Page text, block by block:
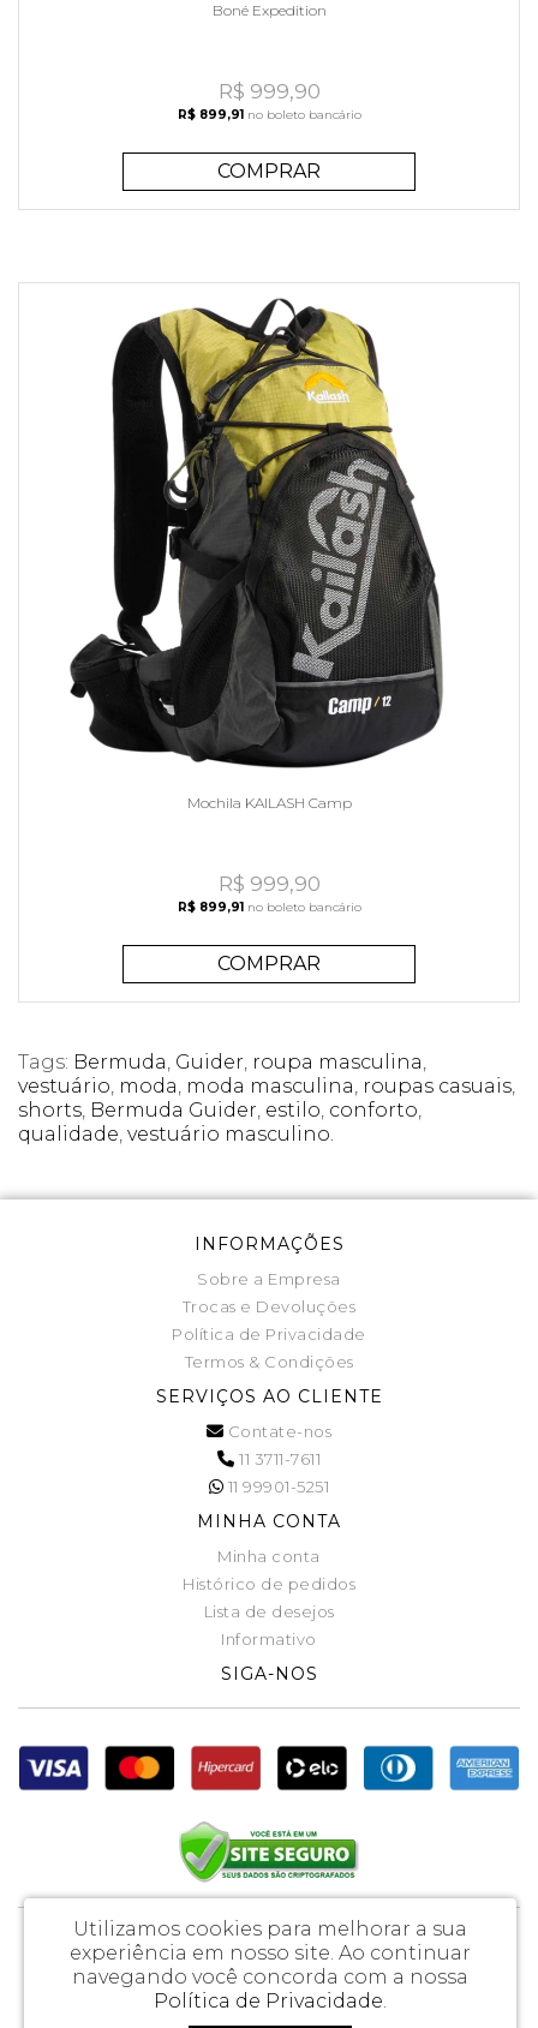
Boné Expedition
R$ 999,90
R$ 899,91no boleto bancário
COMPRAR
Mochila KAILASH Camp
R$ 999,90
R$ 899,91no boleto bancário
COMPRAR
Tags: Bermuda, Guider, roupa masculina,
vestuário, moda, moda masculina, roupas casuais,
shorts, Bermuda Guider, estilo, conforto,
qualidade, vestuário masculino.
INFORMAÇÕES
Sobre a Empresa
Trocas e Devoluções
Política de Privacidade
Termos & Condições
SERVIÇOS AO CLIENTE
Contate-nos
11 3711-7611
11 99901-5251
MINHA CONTA
Minha conta
Histórico de pedidos
Lista de desejos
Informativo
SIGA-NOS
Loja Demonstração 88digital - CNPJ: 11.217.673/0001-14
Av. Queiroz Filho, 1700, cj. 603-B
Loja Demonstração 88digital © 2026
Utilizamos cookies para melhorar a sua
experiência em nosso site. Ao continuar
navegando você concorda com a nossa
Política de Privacidade.